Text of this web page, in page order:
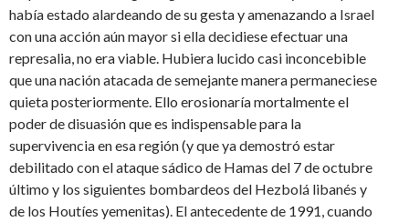
había estado alardeando de su gesta y amenazando a Israel
con una acción aún mayor si ella decidiese efectuar una
represalia, no era viable. Hubiera lucido casi inconcebible
que una nación atacada de semejante manera permaneciese
quieta posteriormente. Ello erosionaría mortalmente el
poder de disuasión que es indispensable para la
supervivencia en esa región (y que ya demostró estar
debilitado con el ataque sádico de Hamas del 7 de octubre
último y los siguientes bombardeos del Hezbolá libanés y
de los Houtíes yemenitas). El antecedente de 1991, cuando